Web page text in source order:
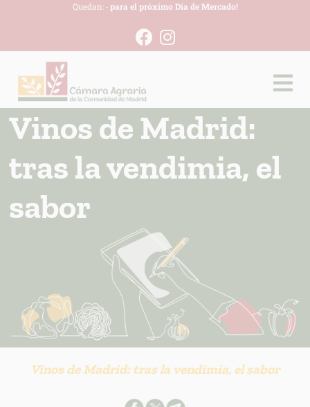
Quedan: -para el próximo Día de Mercado!
Vinos de Madrid:
tras la vendimia, el
sabor
Vinos de Madrid: tras la vendimia, el sabor